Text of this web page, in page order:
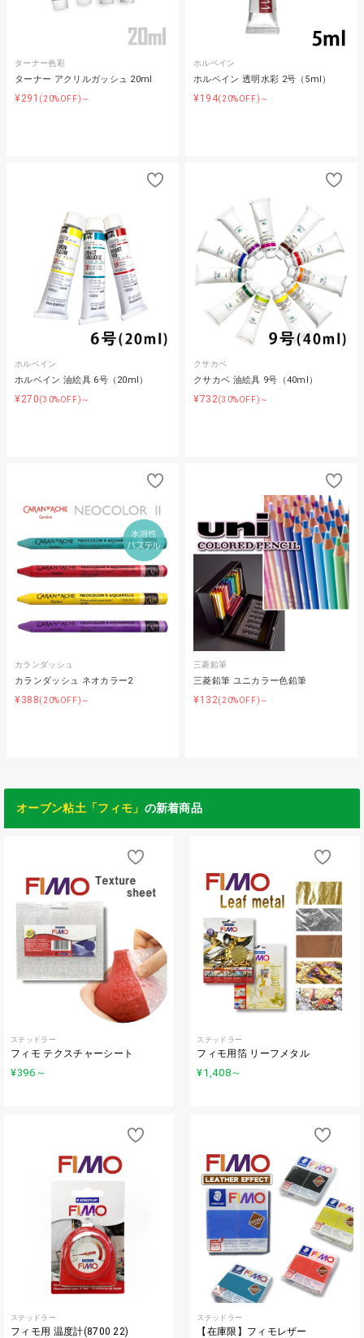
ターナー色彩
ターナー アクリルガッシュ 20ml
¥291 (20%OFF)～
ホルベイン
ホルベイン 透明水彩 2号（5ml）
¥194(20%OFF)～
ホルベイン
ホルベイン 油絵具 6号（20ml）
¥270(30%OFF)～
クサカベ
クサカベ 油絵具 9号（40ml）
¥732(30%OFF)～
カランダッシュ
カランダッシュ ネオカラー2
¥388(20%OFF)～
三菱鉛筆
三菱鉛筆 ユニカラー色鉛筆
¥132(20%OFF)～
オーブン粘土「フィモ」 の新着商品
ステッドラー
フィモ テクスチャーシート
¥396 ～
ステッドラー
フィモ用箔 リーフメタル
¥1,408～
ステッドラー
フィモ用 温度計(8700 22)
ステッドラー
【在庫限】フィモレザー